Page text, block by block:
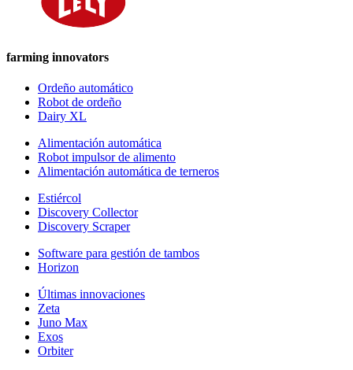
farming innovators
Ordeño automático
Robot de ordeño
Dairy XL
Alimentación automática
Robot impulsor de alimento
Alimentación automática de terneros
Estiércol
Discovery Collector
Discovery Scraper
Software para gestión de tambos
Horizon
Últimas innovaciones
Zeta
Juno Max
Exos
Orbiter